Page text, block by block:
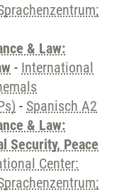
& Law:
- International
- Spanisch A2
& Law:
Security, Peace
Center: